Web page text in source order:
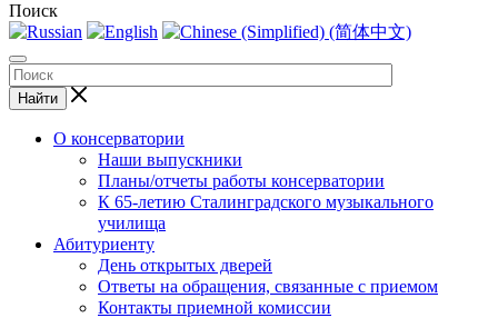
Поиск
Найти
О консерватории
Наши выпускники
Планы/отчеты работы консерватории
К 65-летию Сталинградского музыкального
училища
Абитуриенту
День открытых дверей
Ответы на обращения, связанные с приемом
Контакты приемной комиссии